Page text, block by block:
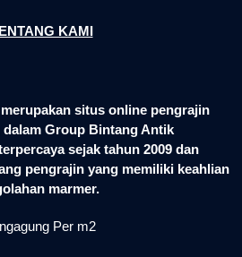
KAMI
situs online pengrajin
Group Bintang Antik
sejak tahun 2009 dan
pengrajin yang memiliki keahlian
marmer.
Per m2